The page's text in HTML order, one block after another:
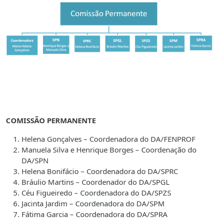
COMISSÃO PERMANENTE
Helena Gonçalves – Coordenadora do DA/FENPROF
Manuela Silva e Henrique Borges – Coordenação do
DA/SPN
Helena Bonifácio – Coordenadora do DA/SPRC
Bráulio Martins – Coordenador do DA/SPGL
Céu Figueiredo – Coordenadora do DA/SPZS
Jacinta Jardim – Coordenadora do DA/SPM
Fátima Garcia – Coordenadora do DA/SPRA